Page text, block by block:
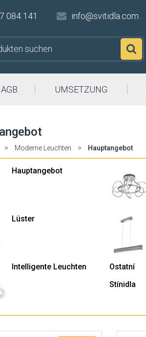
084 141 info@svitidla.com
AGB UMSETZUNG
> Moderne Leuchten > Hauptangebot
Hauptangebot
Lüster
Intelligente Leuchten Ostatní
Stínidla